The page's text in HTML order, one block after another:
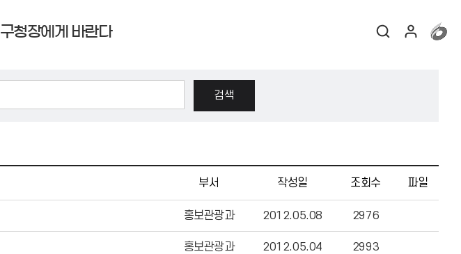
구청장에게 바란다
부서 작성일 조회수 파일
홍보관광과 2012.05.08 2976
홍보관광과 2012.05.04 2993